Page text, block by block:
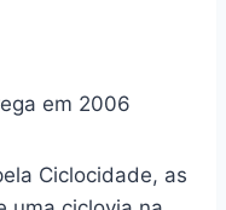
em 2006
Ciclocidade, as